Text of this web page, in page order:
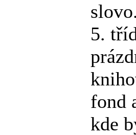
5.
fond
kde